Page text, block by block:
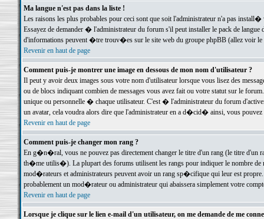
Ma langue n'est pas dans la liste !
Les raisons les plus probables pour ceci sont que soit l'administrateur n'a pas
Essayez de demander � l'administrateur du forum s'il peut installer le pack de
d'informations peuvent �tre trouv�es sur le site web du groupe phpBB (allez voir le
Revenir en haut de page
Comment puis-je montrer une image en dessous de mon nom d'utilisateur ?
Il peut y avoir deux images sous votre nom d'utilisateur lorsque vous lisez des
ou de blocs indiquant combien de messages vous avez fait ou votre statut sur le
unique ou personnelle � chaque utilisateur. C'est � l'administrateur du forum
un avatar, cela voudra alors dire que l'administrateur en a d�cid� ainsi, vous
Revenir en haut de page
Comment puis-je changer mon rang ?
En g�n�ral, vous ne pouvez pas directement changer le titre d'un rang (le titre d'un
th�me utilis�). La plupart des forums utilisent les rangs pour indiquer le nombre de
mod�rateurs et administrateurs peuvent avoir un rang sp�cifique qui leur est
probablement un mod�rateur ou administrateur qui abaissera simplement votre
Revenir en haut de page
Lorsque je clique sur le lien e-mail d'un utilisateur, on me demande de me